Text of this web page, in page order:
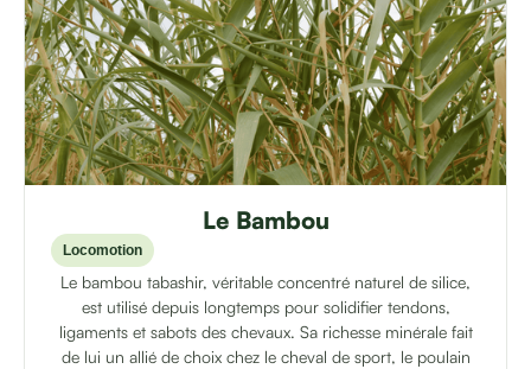
Le Bambou
Locomotion
Le bambou tabashir, véritable concentré naturel de silice,
est utilisé depuis longtemps pour solidifier tendons,
ligaments et sabots des chevaux. Sa richesse minérale fait
de lui un allié de choix chez le cheval de sport, le poulain